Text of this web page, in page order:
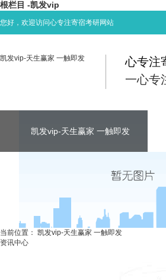
根栏目 -凯发vip
您好，欢迎访问心专注寄宿考研网站
凯发vip-天生赢家 一触即发
心专注
一心专
凯发vip-天生赢家 一触即发
凯发vip-天生赢家 一触即发 考
当前位置： 凯发vip-天生赢家 一触即发
资讯中心